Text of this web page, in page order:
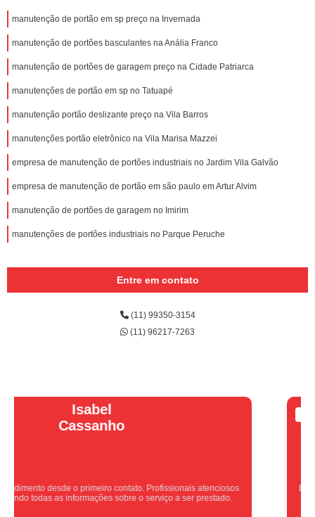
manutenção de portão em sp preço na Invernada
manutenção de portões basculantes na Anália Franco
manutenção de portões de garagem preço na Cidade Patriarca
manutenções de portão em sp no Tatuapé
manutenção portão deslizante preço na Vila Barros
manutenções portão eletrônico na Vila Marisa Mazzei
empresa de manutenção de portões industriais no Jardim Vila Galvão
empresa de manutenção de portão em são paulo em Artur Alvim
manutenção de portões de garagem no Imirim
manutenções de portões industriais no Parque Peruche
Entre em contato
(11) 99350-3154
(11) 96217-7263
Vera Maria
Equipe nota 10, trabalho rápido com excelência , super organizados.
Super indico.